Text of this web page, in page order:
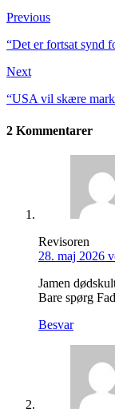
Previous
“Det er fortsat synd
Next
“USA vil skære
2 Kommentarer
Revisoren
28. maj 2026
Jamen
Bare spørg
Besvar